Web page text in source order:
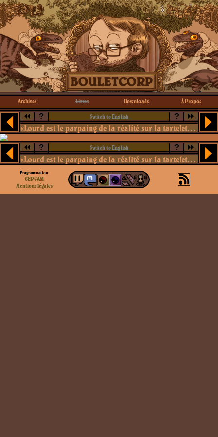
Archives Livres Downloads À Propos
? Switch to English ?
«Lourd est le parpaing de la réalité sur la tartelette aux fraises de nos illusions»
? Switch to English ?
«Lourd est le parpaing de la réalité sur la tartelette aux fraises de nos illusions»
Programmation
CEPCAM
Mentions légales